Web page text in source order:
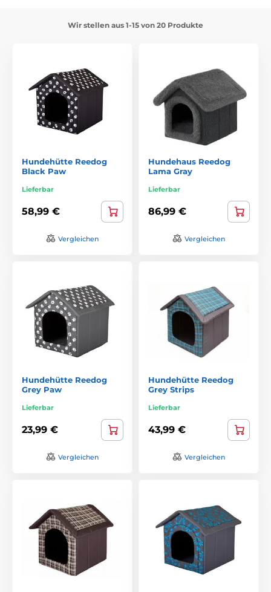
Wir stellen aus 1-15 von 20 Produkte
Hundehütte Reedog
Black Paw
Lieferbar
58,99 €
Vergleichen
Hundehaus Reedog
Lama Gray
Lieferbar
86,99 €
Vergleichen
Hundehütte Reedog
Grey Paw
Lieferbar
23,99 €
Vergleichen
Hundehütte Reedog
Grey Strips
Lieferbar
43,99 €
Vergleichen